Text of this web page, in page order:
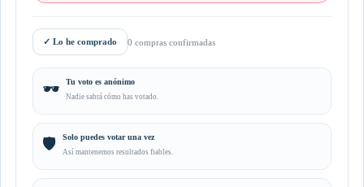
✓ Lo he comprado 0 compras confirmadas
🕶️ Tu voto es anónimo
Nadie sabrá cómo has votado.
🛡️ Solo puedes votar una vez
Así mantenemos resultados fiables.